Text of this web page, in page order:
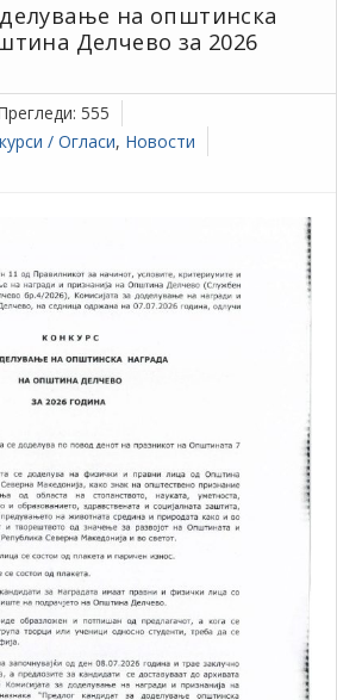
на општинска
Делчево за 2026
555
/ Огласи, Новости